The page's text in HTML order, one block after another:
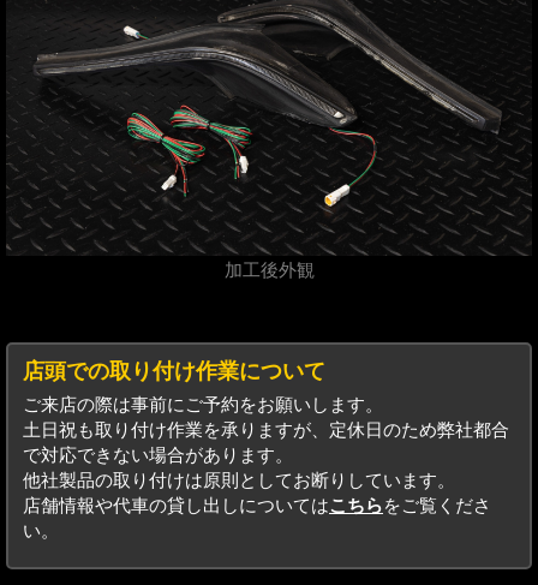
加工後外観
店頭での取り付け作業について
ご来店の際は事前にご予約をお願いします。
土日祝も取り付け作業を承りますが、定休日のため弊社都合
で対応できない場合があります。
他社製品の取り付けは原則としてお断りしています。
店舗情報や代車の貸し出しについてはこちらをご覧くださ
い。